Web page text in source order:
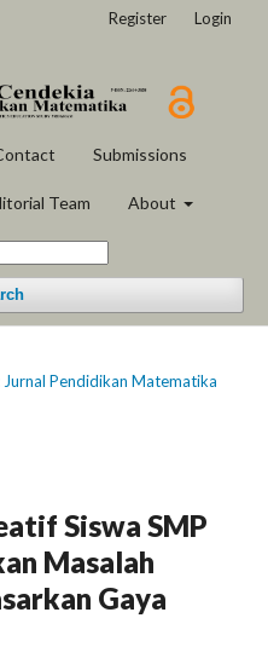
Submissions
Team About
Register Login
Pendidikan Matematika
Siswa SMP
Masalah
Gaya